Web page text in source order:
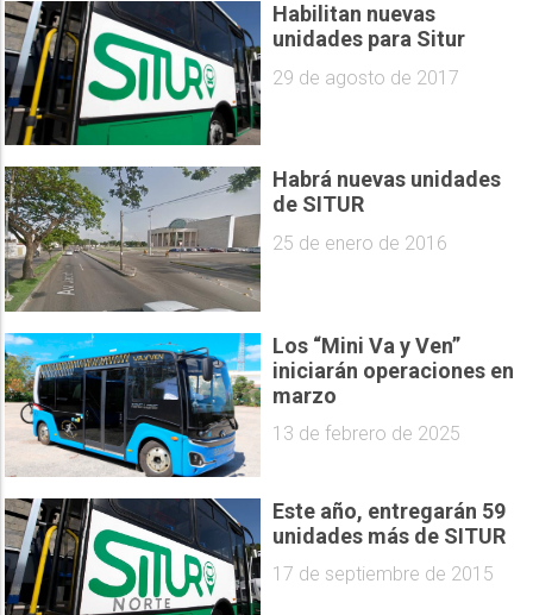
Habilitan nuevas
unidades para Situr
29 de agosto de 2017
Habrá nuevas unidades
de SITUR
25 de enero de 2016
Los “Mini Va y Ven”
iniciarán operaciones en
marzo
13 de febrero de 2025
Este año, entregarán 59
unidades más de SITUR
17 de septiembre de 2015